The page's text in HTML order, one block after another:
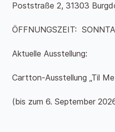
Poststraße 2, 31303
ÖFFNUNGSZEIT:
Aktuelle Ausstellung:
Cartton-Ausstellung „Til
(bis zum 6. September